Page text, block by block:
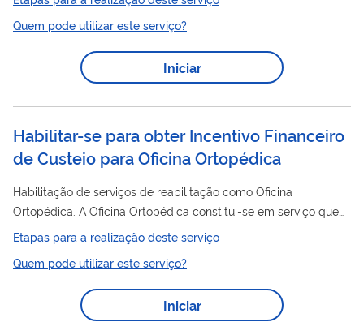
pessoas físicas ou jurídicas previamente cadastradas na
Ancine e classificadas como aptas para a solicitação.
Quem pode utilizar este serviço?
Iniciar
Habilitar-se para obter Incentivo Financeiro
de Custeio para Oficina Ortopédica
Habilitação de serviços de reabilitação como Oficina
Ortopédica. A Oficina Ortopédica constitui-se em serviço que
visa promover o acesso às órteses, próteses e meios auxiliares
de locomoção - OPM, por meio da dispensação, confecção,
ajustes, adaptação e manutenção de OPM. A Oficina
Ortopédica possui equipamentos e profissionais capacitados a
trabalhar com confecção de órteses e próteses (de membros
Etapas para a realização deste serviço
Quem pode utilizar este serviço?
Iniciar